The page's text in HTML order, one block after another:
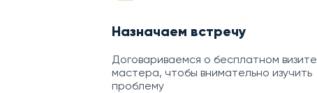
Назначаем встречу
Договариваемся о бесплатном визите
мастера, чтобы внимательно изучить
проблему